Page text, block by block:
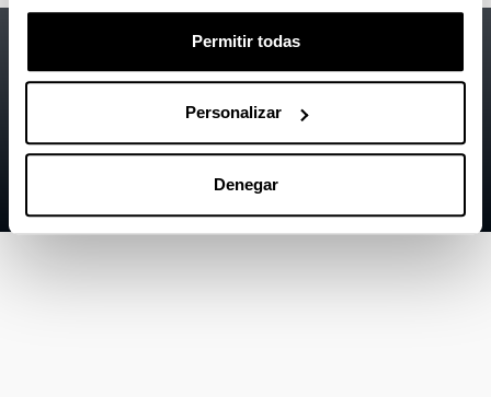
Permitir todas
Personalizar
Denegar
Información legal
Mapa
Ayuda